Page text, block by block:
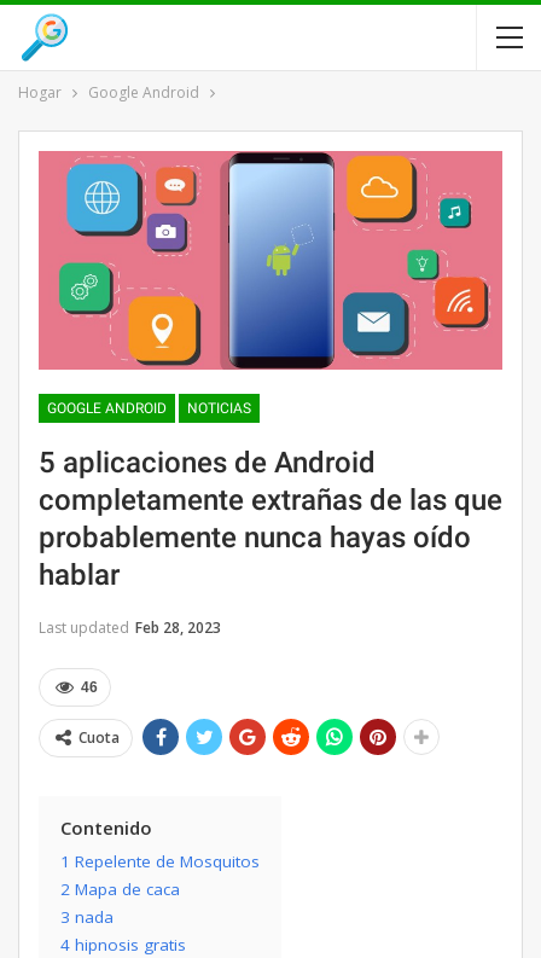
Hogar Google Android
GOOGLE ANDROID NOTICIAS
5 aplicaciones de Android
completamente extrañas de las que
probablemente nunca hayas oído
hablar
Last updated Feb 28, 2023
46
Cuota
Contenido
1 Repelente de Mosquitos
2 Mapa de caca
3 nada
4 hipnosis gratis